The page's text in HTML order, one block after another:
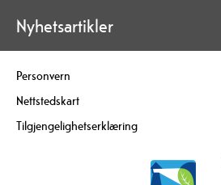
Nyhetsartikler
Personvern
Nettstedskart
Tilgjengelighetserklæring